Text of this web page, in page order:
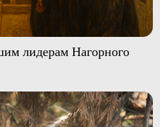
лидерам Нагорного